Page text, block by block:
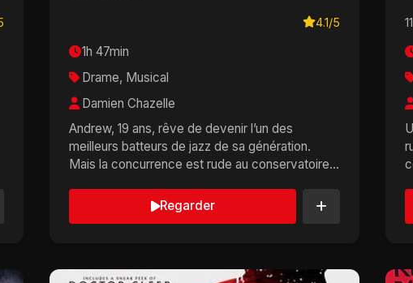
4.1/5
1h 47min
Drame, Musical
Damien Chazelle
Andrew, 19 ans, rêve de devenir l’un des
meilleurs batteurs de jazz de sa génération.
Mais la concurrence est rude au conservatoire
Regarder